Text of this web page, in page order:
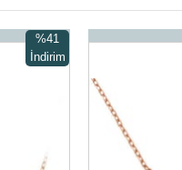
%41
İndirim